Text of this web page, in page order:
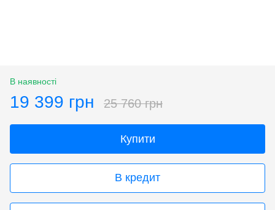
В наявності
19 399 грн 25 760 грн
Купити
В кредит